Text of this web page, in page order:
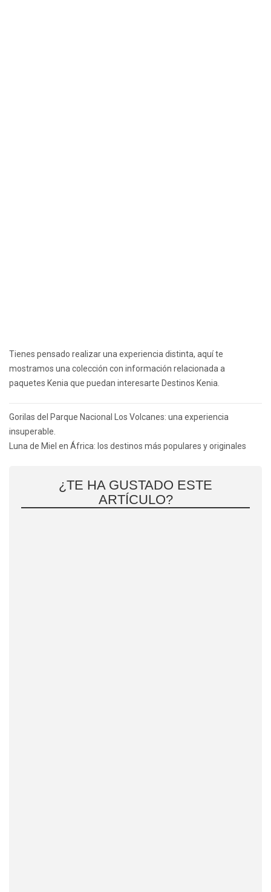
Tienes pensado realizar una experiencia distinta, aquí te
mostramos una colección con información relacionada a
paquetes Kenia que puedan interesarte Destinos Kenia.
Navegación
de
entradas
Gorilas del Parque Nacional Los Volcanes: una experiencia
insuperable.
Luna de Miel en África: los destinos más populares y originales
¿TE HA GUSTADO ESTE
ARTÍCULO?